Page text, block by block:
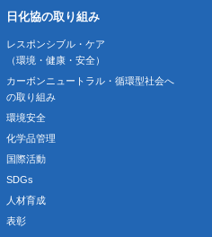
日化協の取り組み
レスポンシブル・ケア
（環境・健康・安全）
カーボンニュートラル・循環型社会へ
の取り組み
環境安全
化学品管理
国際活動
SDGs
人材育成
表彰